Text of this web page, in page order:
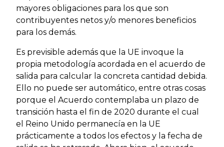
mayores obligaciones para los que son
contribuyentes netos y/o menores beneficios
para los demás.
Es previsible además que la UE invoque la
propia metodología acordada en el acuerdo de
salida para calcular la concreta cantidad debida.
Ello no puede ser automático, entre otras cosas
porque el Acuerdo contemplaba un plazo de
transición hasta el fin de 2020 durante el cual
el Reino Unido permanecía en la UE
prácticamente a todos los efectos y la fecha de